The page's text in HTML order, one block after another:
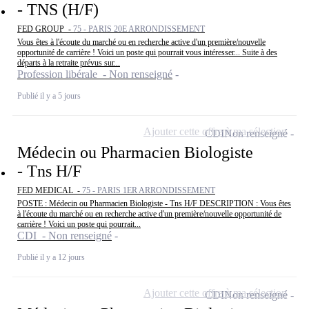
- TNS (H/F)
FED GROUP - 75 - PARIS 20E ARRONDISSEMENT
Vous êtes à l'écoute du marché ou en recherche active d'un première/nouvelle
opportunité de carrière ! Voici un poste qui pourrait vous intéresser... Suite à des
départs à la retraite prévus sur...
Profession libérale - Non renseigné
Publié il y a 5 jours
Médecin ou Pharmacien Biologiste
- Tns H/F
FED MEDICAL - 75 - PARIS 1ER ARRONDISSEMENT
POSTE : Médecin ou Pharmacien Biologiste - Tns H/F DESCRIPTION : Vous êtes
à l'écoute du marché ou en recherche active d'un première/nouvelle opportunité de
carrière ! Voici un poste qui pourrait...
CDI - Non renseigné
Publié il y a 12 jours
CDINon renseigné
Ajouter cette offre à ma sélection
CDINon renseigné
Ajouter cette offre à ma sélection